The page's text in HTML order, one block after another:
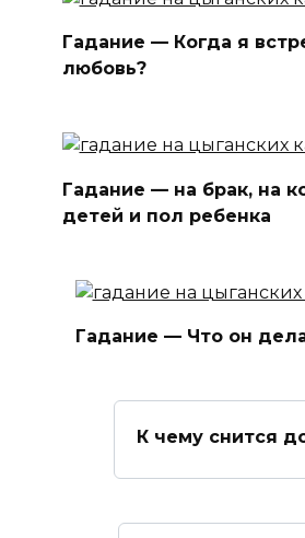
Гадание — Когда я
любовь?
Гадание — на брак, на
детей и пол ребенка
Гадание — Что он
К чему снится